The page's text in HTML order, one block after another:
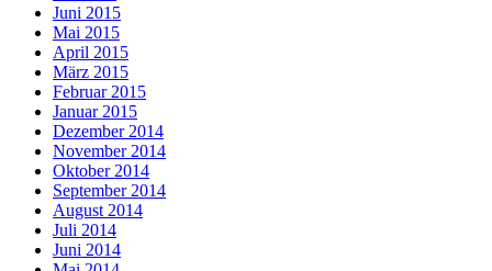
Juni 2015
Mai 2015
April 2015
März 2015
Februar 2015
Januar 2015
Dezember 2014
November 2014
Oktober 2014
September 2014
August 2014
Juli 2014
Juni 2014